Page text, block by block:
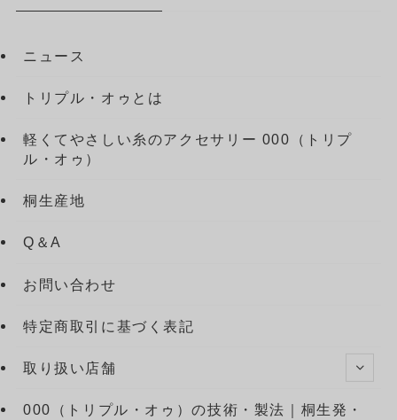
ニュース
トリプル・オゥとは
軽くてやさしい糸のアクセサリー 000（トリプ
ル・オゥ）
桐生産地
Q＆A
お問い合わせ
特定商取引に基づく表記
取り扱い店舗
000（トリプル・オゥ）の技術・製法｜桐生発・